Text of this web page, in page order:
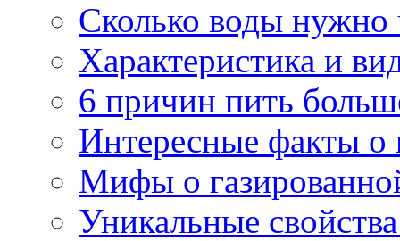
Сколько воды нужно
Характеристика и
6 причин пить
Интересные факты о
Мифы о
Уникальные